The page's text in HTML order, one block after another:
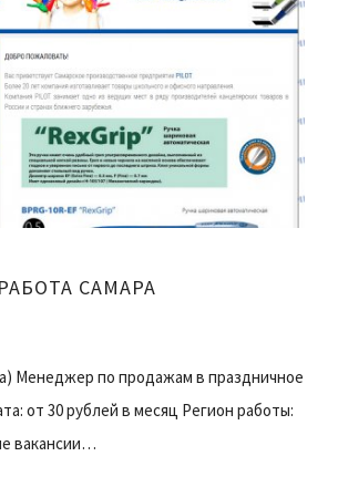
САМАРА
Менеджер по продажам в праздничное
от 30 рублей в месяц Регион работы:
вакансии…